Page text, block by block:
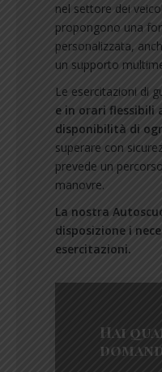
nel settore dei
propongono una
personalizzata,
un supporto
Le esercitazioni di
e in orari flessibili
disponibilità di
superare con
prevede un
manovre.
La nostra
disposizione i
esercitazioni.
Hai